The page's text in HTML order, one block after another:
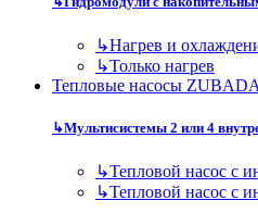
↳Нагрев и
↳Только нагрев
Тепловые насосы
↳Мультисистемы 2 или 4
↳Тепловой насос с
↳Тепловой насос с